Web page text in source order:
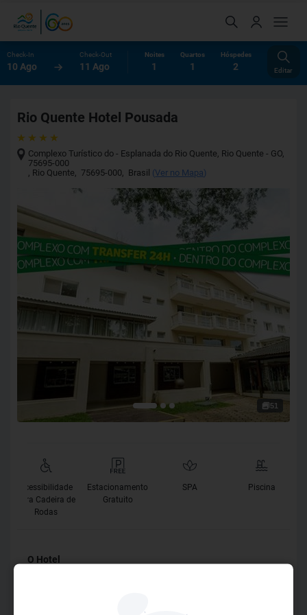
Check-In
10 Ago
Check-Out
11 Ago
Noites
1
Quartos
1
Hóspedes
2 Editar
Rio Quente Hotel Pousada
Complexo Turístico do - Esplanada do Rio Quente, Rio Quente - GO,
75695-000
, Rio Quente, 75695-000, Brasil (Ver no Mapa)
51
Acessibilidade
para Cadeira de
Rodas
Estacionamento
Gratuito
SPA Piscina
O Hotel